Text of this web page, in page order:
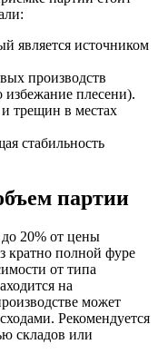
является источником
производств
избежание плесени).
трещин в местах
стабильность
партии
до 20% от цены
кратно полной фуре
от типа
на
может
Рекомендуется
складов или